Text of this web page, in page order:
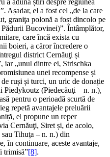
a aduna știri despre regiunea
Așadar, el a fost cel „de la care
graniţa polonă a fost dincolo pe
Bucovinei)”. Întâmplător,
care încă exista cu
boieri, a căror încredere o
district Cernăuţi și
iar „unul dintre ei, Strischka
unei recompense și
ruși și turci, un uric de donație
Piedykoutz (Piedecăuţi – n. n.),
pentru o perioadă scurtă de
repetă avantajele preluării
el propune un reper
Cernăuţi, Siret și, de acolo,
Tihuţa – n. n.) din
în continuare, aceste avantaje,
trimisă”[8].